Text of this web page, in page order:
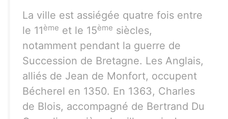
La ville est assiégée quatre fois entre
le 11ème et le 15ème siècles,
notamment pendant la guerre de
Succession de Bretagne. Les Anglais,
alliés de Jean de Monfort, occupent
Bécherel en 1350. En 1363, Charles
de Blois, accompagné de Bertrand Du